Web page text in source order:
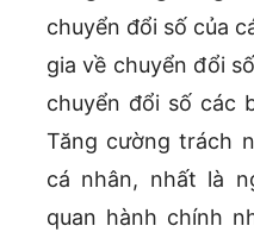
chuyển đổi số của
gia về chuyển đổi
chuyển đổi số các
Tăng cường trách
cá nhân, nhất là
quan hành chính